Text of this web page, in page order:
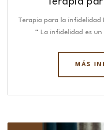
Terapia para la infidelidad
“ La infidelidad es
MÁS